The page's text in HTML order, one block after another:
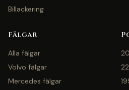
Billackering
Fälgar
Alla fälgar
Volvo fälgar
Mercedes fälgar